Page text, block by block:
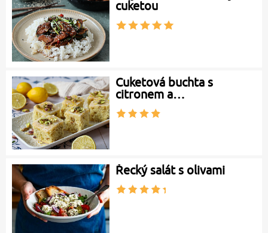
cuketou
Cuketová buchta s
citronem a…
Řecký salát s olivami